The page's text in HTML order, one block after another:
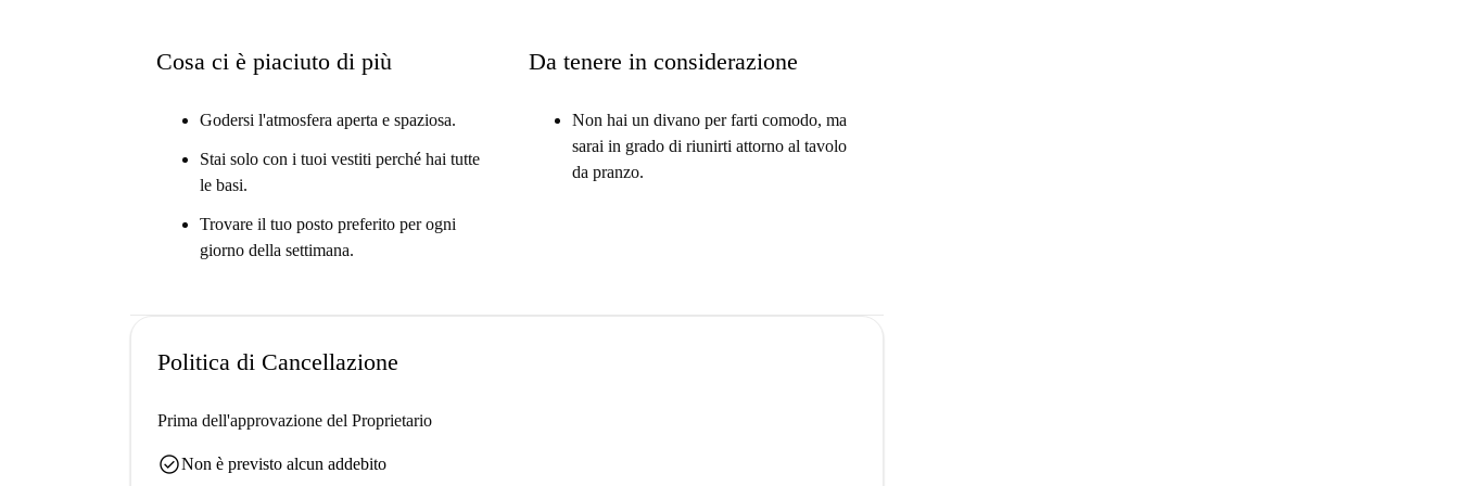
Questo è un appartamento al 1 ° piano con 8 camere da letto in Lübbener Straße, Berlino. Ci sono
camere soleggiate e arredate disponibili per l'affitto in questa grande proprietà rinnovata.
È perfetto per studenti e professionisti che vogliono vivere nella vivace Kreuzberg e avere una
Cosa ci è piaciuto di più
Godersi l'atmosfera aperta e spaziosa.
Stai solo con i tuoi vestiti perché hai tutte
le basi.
Trovare il tuo posto preferito per ogni
giorno della settimana.
Da tenere in considerazione
Non hai un divano per farti comodo, ma
sarai in grado di riunirti attorno al tavolo
da pranzo.
Politica di Cancellazione
Prima dell'approvazione del Proprietario
check_circleNon è previsto alcun addebito